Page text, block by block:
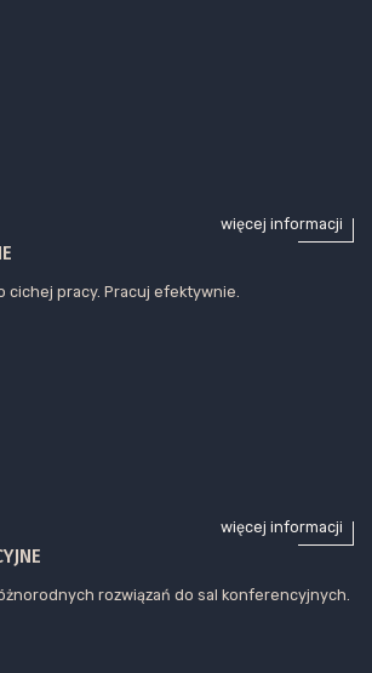
więcej informacji
cichej pracy. Pracuj efektywnie.
więcej informacji
rozwiązań do sal konferencyjnych.